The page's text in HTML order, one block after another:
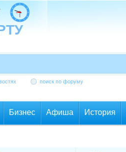
поиск по форуму
Бизнес Афиша История